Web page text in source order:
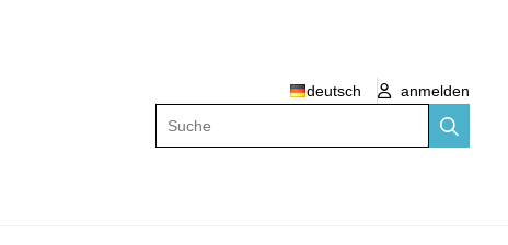
deutsch
anmelden